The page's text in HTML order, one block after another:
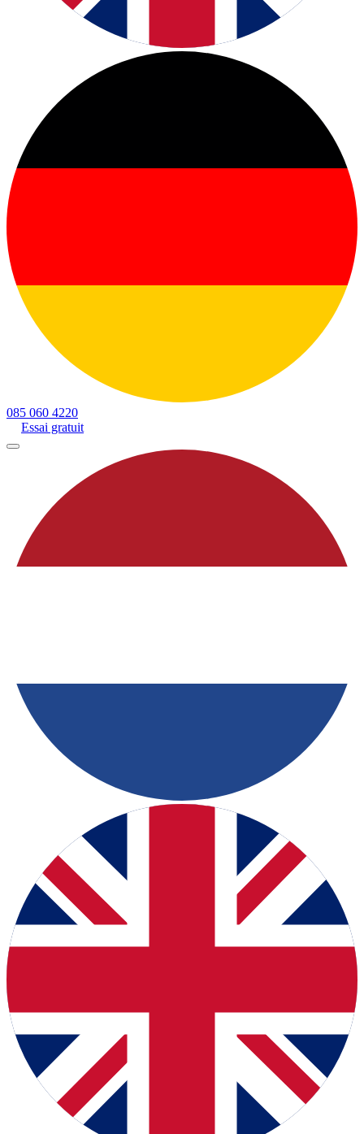
085 060 4220
Essai gratuit